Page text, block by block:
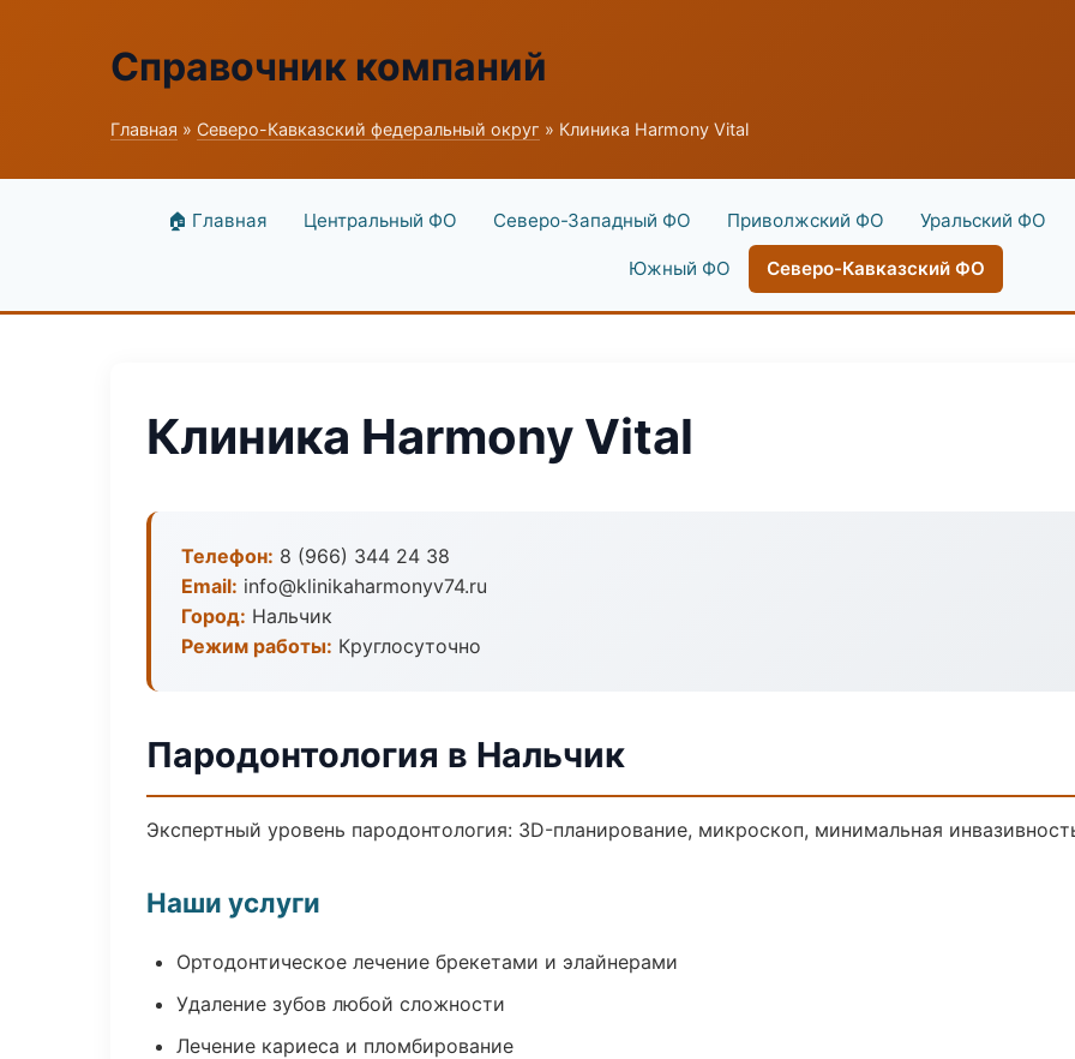
Справочник компаний
Главная » Северо-Кавказский федеральный округ » Клиника Harmony Vital
🏠 Главная Центральный ФО Северо-Западный ФО Приволжский ФО Уральский ФО
Южный ФО Северо-Кавказский ФО
Клиника Harmony Vital
Телефон: 8 (966) 344 24 38
Email: info@klinikaharmonyv74.ru
Город: Нальчик
Режим работы: Круглосуточно
Пародонтология в Нальчик
Экспертный уровень пародонтология: 3D-планирование, микроскоп, минимальная
Наши услуги
Ортодонтическое лечение брекетами и элайнерами
Удаление зубов любой сложности
Лечение кариеса и пломбирование